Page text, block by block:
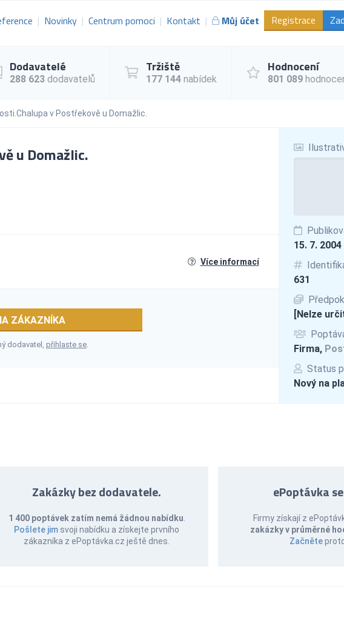
Novinky Centrum pomoci Kontakt Můj účet Registrace
Dodavatelé
288 623 dodavatelů
Tržiště
177 144 nabídek
Hodnocení
801 089
v Postřekově u Domažlic.
15. 7. 2004
631
[Nelze
Firma,
Status
Nový na
u Domažlic.
Více informací
ZÁKAZNÍKA
dodavatel, přihlaste se.
Zakázky bez dodavatele.
1 400 poptávek zatím nemá žádnou nabídku
Pošlete jim svoji nabídku a získejte prvního
zákazníka z ePoptávka.cz ještě dnes.
ePoptávka
Firmy získají z
zakázky v průměrné
Začněte